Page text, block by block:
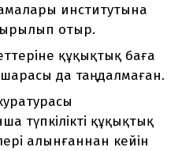
институтына
отыр.
құқықтық баға
да таңдалмаған.
түпкілікті құқықтық
алынғаннан кейін